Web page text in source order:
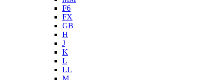
F6
FX
GB
H
J
K
L
LL
M